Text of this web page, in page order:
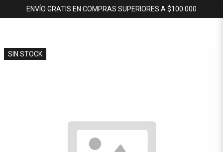
ENVÍO GRATIS EN COMPRAS SUPERIORES A $100.000
SIN STOCK